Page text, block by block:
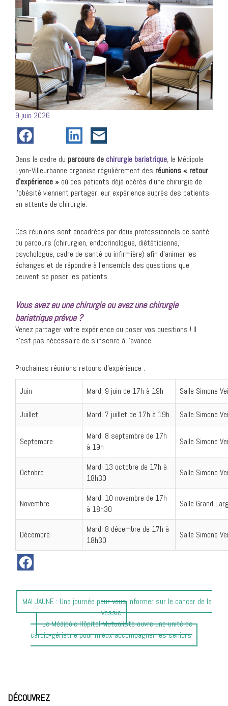
Posté
le
9 juin 2026
Dans le cadre du parcours de chirurgie bariatrique, le Médipole
Lyon-Villeurbanne organise régulièrement des réunions « retour
d’expérience » où des patients déjà opérés d’une chirurgie de
l’obésité viennent partager leur expérience auprès des patients
en attente de chirurgie.
Ces réunions sont encadrées par deux professionnels de santé
du parcours (chirurgien, endocrinologue, diététicienne,
psychologue, cadre de santé ou infirmière) afin d’animer les
échanges et de répondre à l’ensemble des questions que
peuvent se poser les patients.
Vous avez eu une chirurgie ou avez une chirurgie
bariatrique prévue ?
Venez partager votre expérience ou poser vos questions ! Il
n’est pas nécessaire de s’inscrire à l’avance.
Prochaines réunions retours d’expérience :
Juin Mardi 9 juin de 17h à 19h Salle Simone
Juillet Mardi 7 juillet de 17h à 19h Salle Simone
Septembre
Mardi 8 septembre de 17h
à 19h
Salle Simone
Octobre
Mardi 13 octobre de 17h à
18h30
Salle Simone
Novembre
Mardi 10 novembre de 17h
à 18h30
Salle Grand
Décembre
Mardi 8 décembre de 17h à
18h30
Salle Simone
Article
précédent
MAI JAUNE : Une journée pour vous informer sur le cancer de la
vessie
Article
suivant
:
Le Médipôle Hôpital Mutualiste ouvre une unité de
cardio‑gériatrie pour mieux accompagner les seniors
DÉCOUVREZ